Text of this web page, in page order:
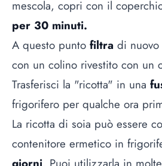
mescola, copri con il
per 30 minuti.
A questo punto filtra di
con un colino rivestito con un
Trasferisci la "ricotta" in una
frigorifero per qualche ora
La ricotta di soia può essere
contenitore ermetico in